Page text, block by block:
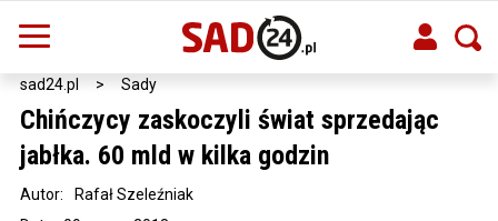
sad24.pl > Sady
Chińczycy zaskoczyli świat sprzedając
jabłka. 60 mld w kilka godzin
Autor: Rafał Szeleźniak